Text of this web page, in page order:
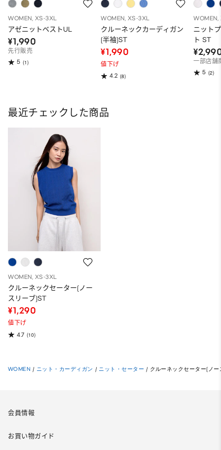
WOMEN, XS-3XL
アゼニットベストUL
¥1,990
先行販売
5 (1)
WOMEN, XS-3XL
クルーネックカーディガン
(半袖)ST
¥1,990
値下げ
4.2 (8)
WOMEN,
ニット
ト ST
一部店舗
5 (2)
最近チェックした商品
WOMEN, XS-3XL
クルーネックセーター(ノー
スリーブ)ST
¥1,290
値下げ
4.7 (10)
WOMEN / ニット・カーディガン / ニット・セーター / クルーネックセーター(ノ
会員情報
お買い物ガイド